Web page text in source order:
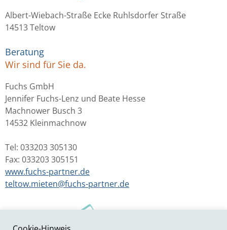
Albert-Wiebach-Straße Ecke Ruhlsdorfer Straße
14513 Teltow
Beratung
Wir sind für Sie da.
Fuchs GmbH
Jennifer Fuchs-Lenz und Beate Hesse
Machnower Busch 3
14532 Kleinmachnow
Tel: 033203 305130
Fax: 033203 305151
www.fuchs-partner.de
teltow.mieten@fuchs-partner.de